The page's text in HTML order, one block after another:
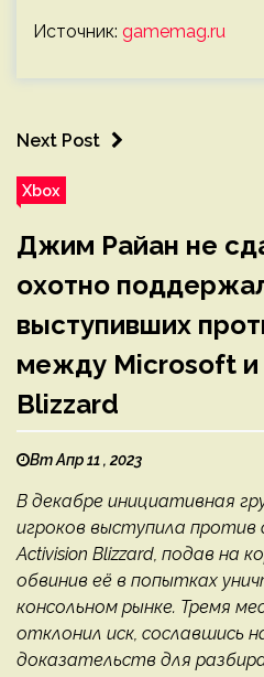
Источник: gamemag.ru
Next Post
Xbox
Джим Райан не
охотно
выступивших
между Microsoft и
Blizzard
Вт Апр 11 , 2023
В декабре инициативная
игроков выступила против
Activision Blizzard, подав на
обвинив её в попытках
консольном рынке. Тремя
отклонил иск, сославшись
доказательств для